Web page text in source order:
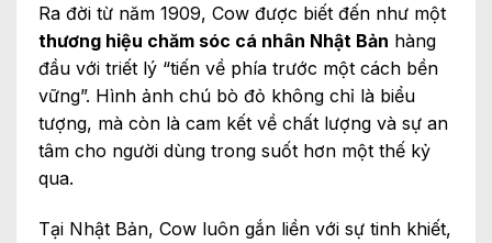
Ra đời từ năm 1909, Cow được biết đến như một
thương hiệu chăm sóc cá nhân Nhật Bản hàng
đầu với triết lý “tiến về phía trước một cách bền
vững”. Hình ảnh chú bò đỏ không chỉ là biểu
tượng, mà còn là cam kết về chất lượng và sự an
tâm cho người dùng trong suốt hơn một thế kỷ
qua.
Tại Nhật Bản, Cow luôn gắn liền với sự tinh khiết,